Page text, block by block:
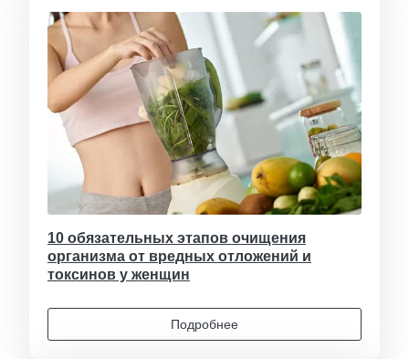
10 обязательных этапов очищения
организма от вредных отложений и
токсинов у женщин
Подробнее